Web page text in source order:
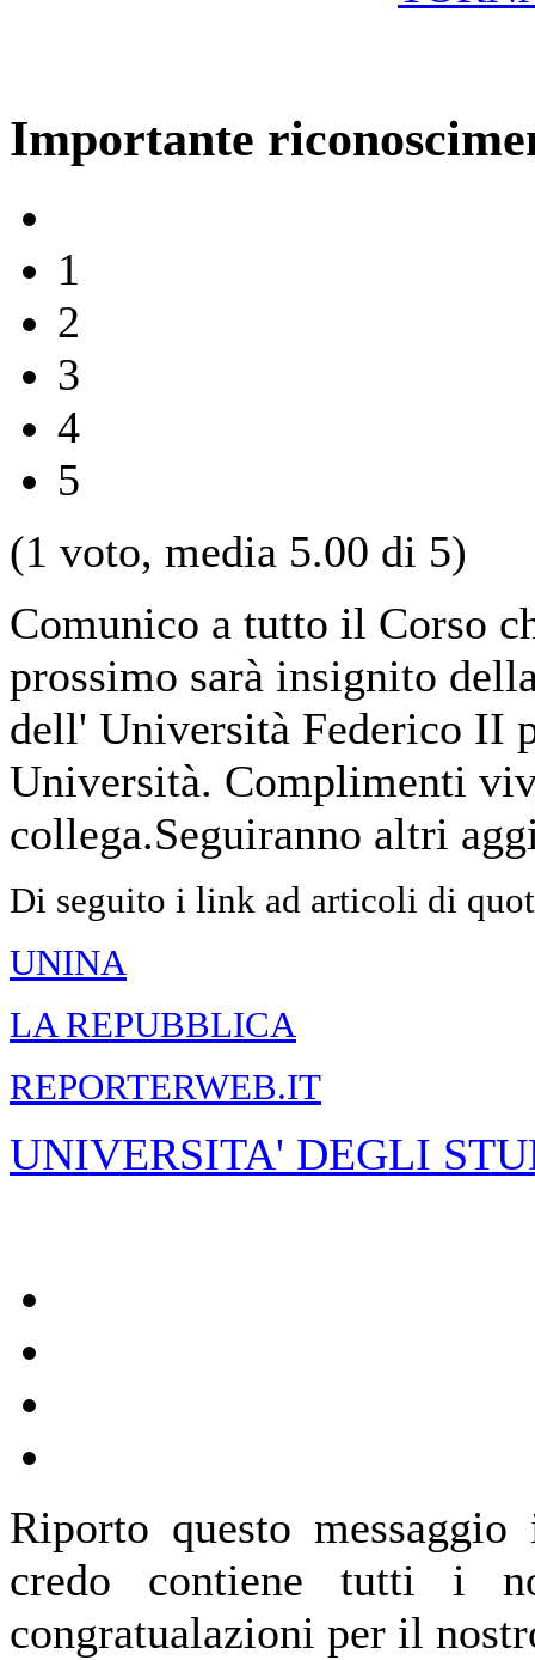
Importante
1
2
3
4
5
(1 voto, media 5.00 di 5)
Comunico a tutto il Corso
prossimo sarà insignito
dell' Università Federico II
Università. Complimenti
collega.Seguiranno altri
Di seguito i link ad articoli di
UNINA
LA REPUBBLICA
REPORTERWEB.IT
UNIVERSITA' DEGLI
Riporto questo
credo contiene tutti i
congratualazioni per il